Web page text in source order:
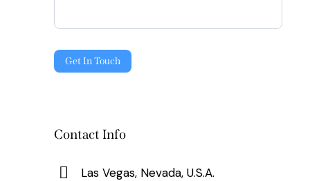
Get In Touch
Contact Info
Las Vegas, Nevada, U.S.A.